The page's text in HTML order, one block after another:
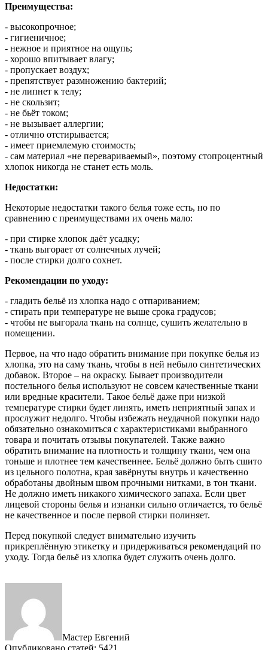
Преимущества:
- высокопрочное;
- гигиеничное;
- нежное и приятное на ощупь;
- хорошо впитывает влагу;
- пропускает воздух;
- препятствует размножению бактерий;
- не липнет к телу;
- не скользит;
- не бьёт током;
- не вызывает аллергии;
- отлично отстирывается;
- имеет приемлемую стоимость;
- сам материал «не перевариваемый», поэтому стопроцентный
хлопок никогда не станет есть моль.
Недостатки:
Некоторые недостатки такого белья тоже есть, но по
сравнению с преимуществами их очень мало:
- при стирке хлопок даёт усадку;
- ткань выгорает от солнечных лучей;
- после стирки долго сохнет.
Рекомендации по уходу:
- гладить бельё из хлопка надо с отпариванием;
- стирать при температуре не выше срока градусов;
- чтобы не выгорала ткань на солнце, сушить желательно в
помещении.
Первое, на что надо обратить внимание при покупке белья из
хлопка, это на саму ткань, чтобы в ней небыло синтетических
добавок. Второе – на окраску. Бывает производители
постельного белья используют не совсем качественные ткани
или вредные красители. Такое бельё даже при низкой
температуре стирки будет линять, иметь неприятный запах и
прослужит недолго. Чтобы избежать неудачной покупки надо
обязательно ознакомиться с характеристиками выбранного
товара и почитать отзывы покупателей. Также важно
обратить внимание на плотность и толщину ткани, чем она
тоньше и плотнее тем качественнее. Бельё должно быть сшито
из цельного полотна, края завёрнуты внутрь и качественно
обработаны двойным швом прочными нитками, в тон ткани.
Не должно иметь никакого химического запаха. Если цвет
лицевой стороны белья и изнанки сильно отличается, то бельё
не качественное и после первой стирки полиняет.
Перед покупкой следует внимательно изучить
прикреплённую этикетку и придерживаться рекомендаций по
уходу. Тогда бельё из хлопка будет служить очень долго.
Мастер Евгений
Опубликовано статей: 5421